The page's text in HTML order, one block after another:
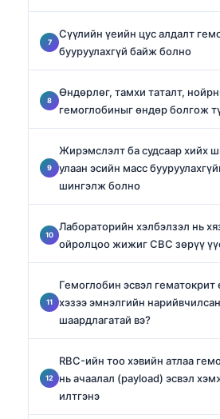
Сүүлийн үеийн цус алдалт
бууруулахгүй байж болно
Өндөрлөг, тамхи таталт,
гемоглобиныг өндөр болгож
Жирэмслэлт ба судсаар хийх
улаан эсийн масс
шингэлж болно
Лабораторийн хэлбэлзэл нь
ойролцоо жижиг CBC зөрүү
Гемоглобин эсвэл гематокрит
хэзээ эмнэлгийн
шаардлагатай вэ?
RBC-ийн тоо хэвийн атлаа
нь ачаалал (payload) эсвэл
илтгэнэ